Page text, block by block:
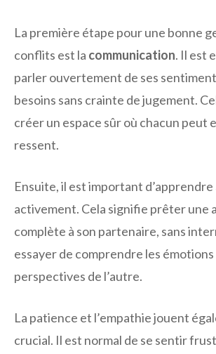
La première étape pour une bonne
conflits est la communication. Il est
parler ouvertement de ses
besoins sans crainte de jugement.
créer un espace sûr où chacun peut
ressent.
Ensuite, il est important d’apprendre
activement. Cela signifie prêter une
complète à son partenaire, sans
essayer de comprendre les émotions
perspectives de l’autre.
La patience et l’empathie jouent
crucial. Il est normal de se sentir